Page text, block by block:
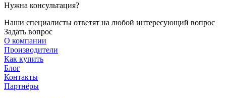
Нужна консультация?
Наши специалисты ответят на любой интересующий вопрос
Задать вопрос
О компании
Производители
Как купить
Блог
Контакты
Партнёры